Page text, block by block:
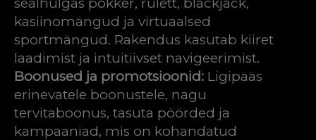
kasiinomängud ja virtuaalsed
sportmängud. Rakendus kasutab kiiret
laadimist ja intuitiivset navigeerimist.
Boonused ja promotsioonid: Ligipääs
erinevatele boonustele, nagu
tervitaboonus, tasuta pöörded ja
kampaaniad, mis on kohandatud